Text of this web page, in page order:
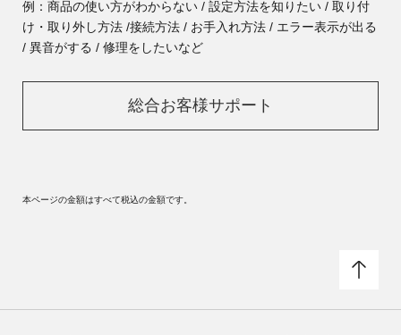
例：商品の使い方がわからない / 設定方法を知りたい / 取り付
け・取り外し方法 /接続方法 / お手入れ方法 / エラー表示が出る
/ 異音がする / 修理をしたいなど
総合お客様サポート
本ページの金額はすべて税込の金額です。